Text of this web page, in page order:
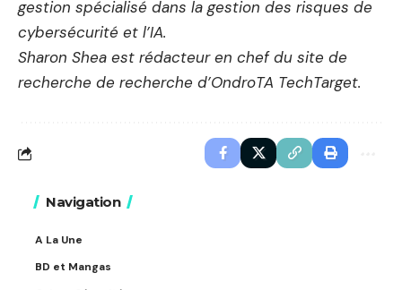
gestion spécialisé dans la gestion des risques de
cybersécurité et l’IA.
Sharon Shea est rédacteur en chef du site de
recherche de recherche d’OndroTA TechTarget.
Navigation
A La Une
BD et Mangas